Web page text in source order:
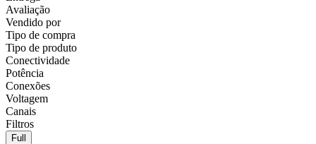
Avaliação
Vendido por
Tipo de compra
Tipo de produto
Conectividade
Potência
Conexões
Voltagem
Canais
Filtros
Full